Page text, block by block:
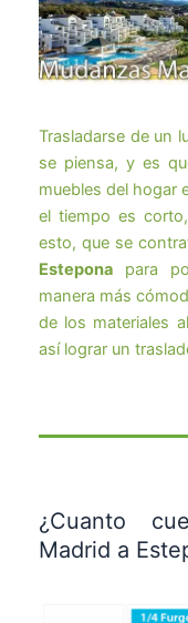
Trasladarse de un
se piensa, y es
muebles del hogar
el tiempo es
esto, que se
Estepona para
manera más
de los materiales
así lograr un
¿Cuanto
Madrid a